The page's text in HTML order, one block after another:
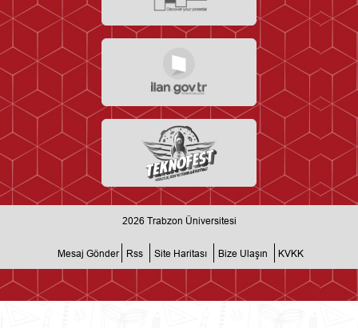
2026 Trabzon Üniversitesi
Mesaj Gönder Rss Site Haritası Bize Ulaşın KVKK